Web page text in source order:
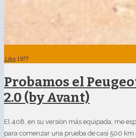
Like 1977
Probamos el
2.0 (by Avant)
El 408, en su versión más equipada, me
para comenzar una prueba de casi 500